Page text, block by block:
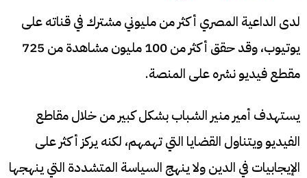
لدى الداعية المصري أكثر من مليوني مشترك في قناته على
يوتيوب، وقد حقق أكثر من 100 مليون مشاهدة من 725
مقطع فيديو نشره على المنصة.
يستهدف أمير منير الشباب بشكل كبير من خلال مقاطع
الفيديو ويتناول القضايا التي تهمهم، لكنه يركز أكثر على
الإيجابيات في الدين ولا ينهج السياسة المتشددة التي ينهجها